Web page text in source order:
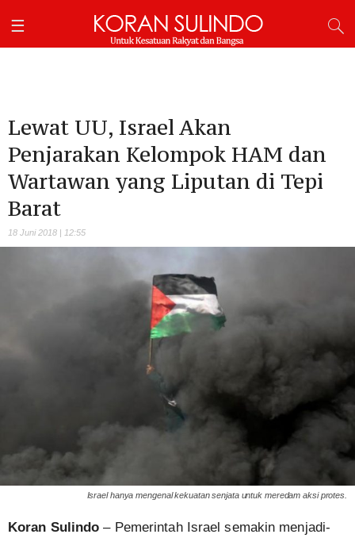
Lewat UU, Israel Akan
Penjarakan Kelompok HAM dan
Wartawan yang Liputan di Tepi
Barat
18 Juni 2018 | 12:55
Israel hanya mengenal kekuatan senjata untuk meredam aksi protes.
Koran Sulindo – Pemerintah Israel semakin menjadi-